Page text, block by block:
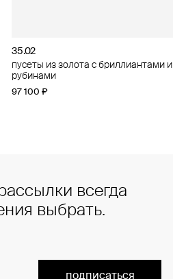
35.02
пусеты из золота с бриллиантами и
рубинами
97 100 ₽
всегда
выбрать.
подписаться